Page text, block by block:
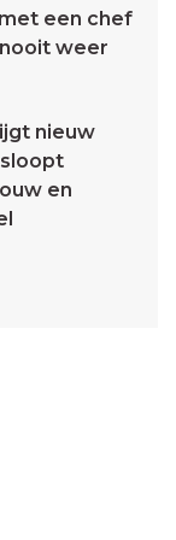
een chef
weer
nieuw
en